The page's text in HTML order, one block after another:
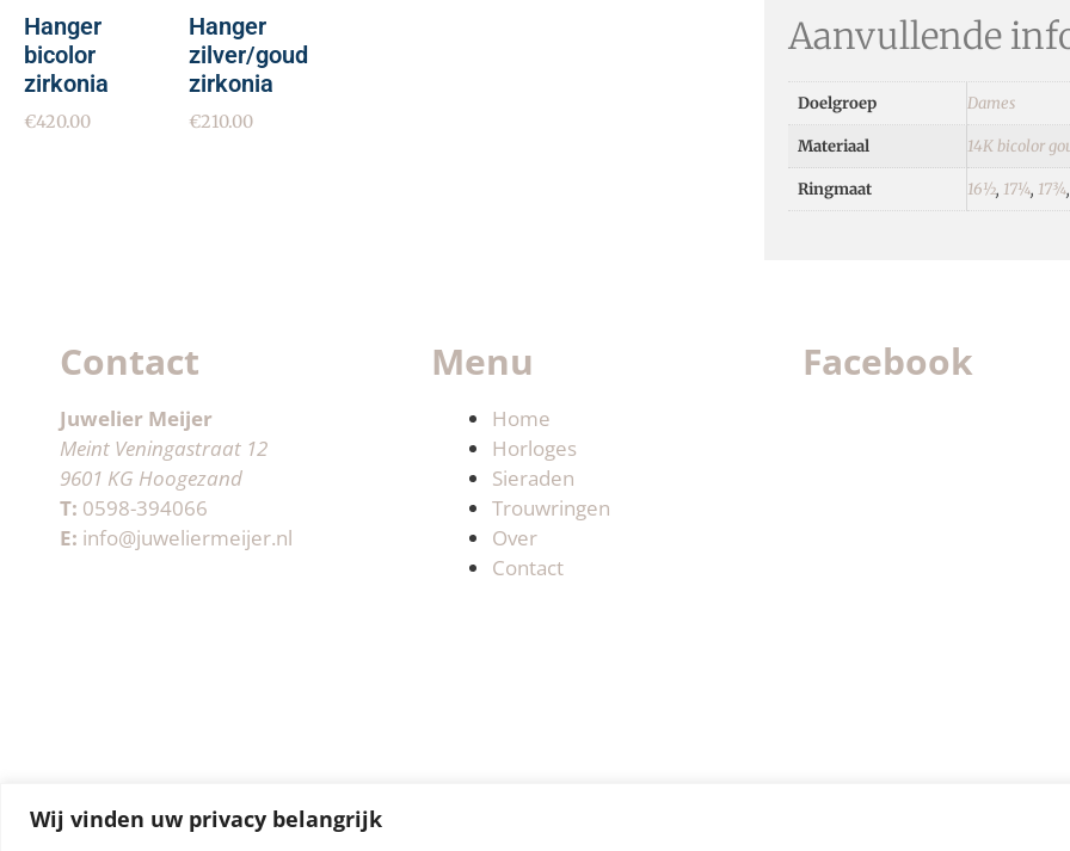
Wij vinden uw privacy belangrijk
Hanger
bicolor
zirkonia
€420.00
Hanger
zilver/goud
zirkonia
€210.00
Aanvullende
Doelgroep Dames
Materiaal 14K bicolor
Ringmaat 16½, 17¼, 17¾
Contact
Juwelier Meijer
Meint Veningastraat 12
9601 KG Hoogezand
T: 0598-394066
E: info@juweliermeijer.nl
Menu
Home
Horloges
Sieraden
Trouwringen
Over
Contact
Facebook